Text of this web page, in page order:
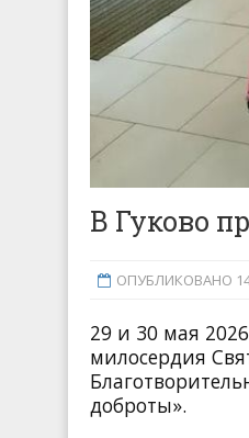
В Гуково
ОПУБЛИКОВАНО
29 и 30 мая
милосердия
доброты».